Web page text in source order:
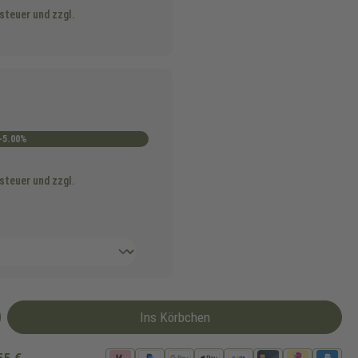
und zzgl.
-5.00%
und zzgl.
Ins Körbchen